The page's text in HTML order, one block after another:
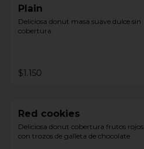
Plain
Deliciosa donut masa suave dulce sin
cobertura.
$1.150
Red cookies
Deliciosa donut cobertura frutos rojos
con trozos de galleta de chocolate.